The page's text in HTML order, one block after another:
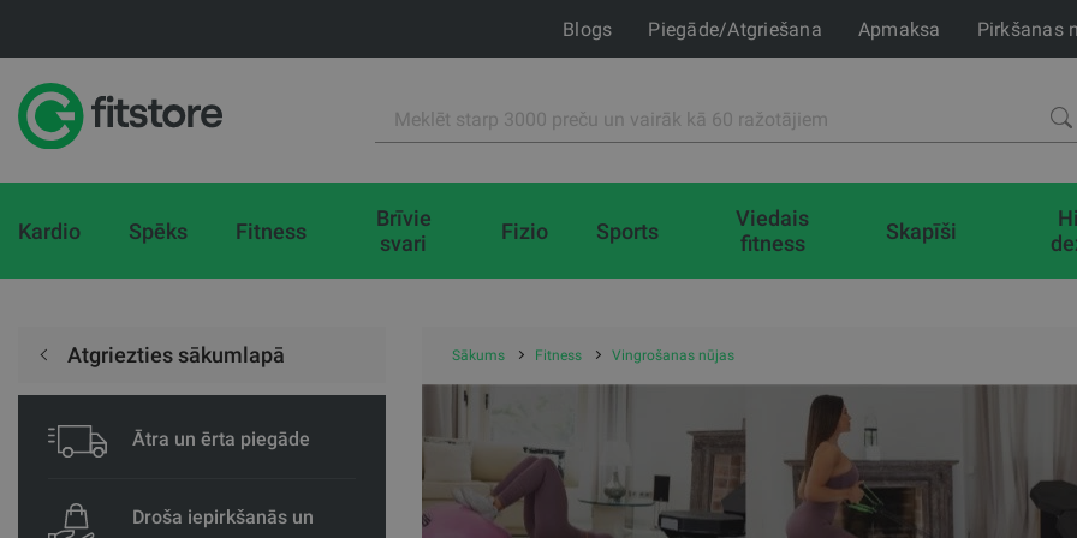
Blogs Piegāde/Atgriešana Apmaksa Pirkšanas
Kardio Spēks Fitness
Brīvie
svari
Fizio Sports
Viedais
fitness
Skapīši
Atgriezties sākumlapā
Ātra un ērta piegāde
Droša iepirkšanās un
Sākums Fitness Vingrošanas nūjas